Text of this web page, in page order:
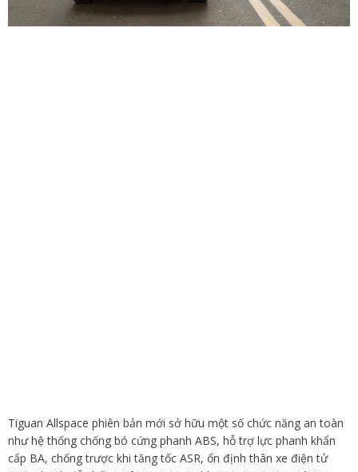
Tiguan Allspace phiên bản mới sở hữu một số chức năng an toàn
như hệ thống chống bó cứng phanh ABS, hỗ trợ lực phanh khẩn
cấp BA, chống trược khi tăng tốc ASR, ổn định thân xe điện tử